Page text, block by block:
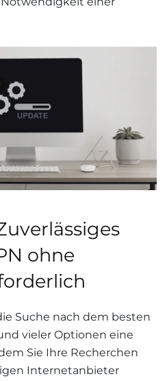
ohne
Suche nach dem besten
vieler Optionen eine
Sie Ihre Recherchen
Internetanbieter